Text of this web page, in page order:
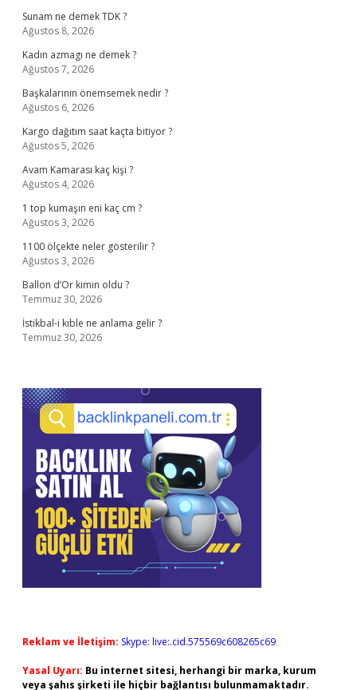
Sunam ne demek TDK ?
Ağustos 8, 2026
Kadın azmagı ne demek ?
Ağustos 7, 2026
Başkalarının önemsemek nedir ?
Ağustos 6, 2026
Kargo dağıtım saat kaçta bitiyor ?
Ağustos 5, 2026
Avam Kamarası kaç kişi ?
Ağustos 4, 2026
1 top kumaşın eni kaç cm ?
Ağustos 3, 2026
1100 ölçekte neler gösterilir ?
Ağustos 3, 2026
Ballon d’Or kimin oldu ?
Temmuz 30, 2026
İstikbal-i kıble ne anlama gelir ?
Temmuz 30, 2026
Reklam ve İletişim: Skype: live:.cid.575569c608265c69
Yasal Uyarı: Bu internet sitesi, herhangi bir marka, kurum
veya şahıs şirketi ile hiçbir bağlantısı bulunmamaktadır.